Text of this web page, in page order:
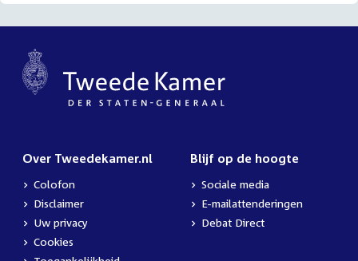
Over Tweedekamer.nl
Colofon
Disclaimer
Uw privacy
Cookies
Blijf op de hoogte
Sociale media
E-mailattenderingen
Debat Direct